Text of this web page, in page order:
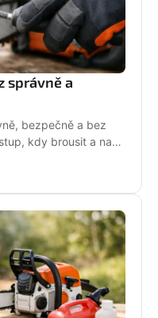
správně a
bezpečně a bez
kdy brousit a na